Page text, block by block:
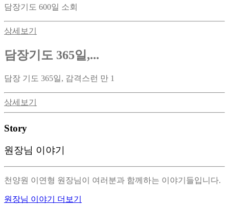
담장기도 600일 소회
상세보기
담장기도 365일,...
담장 기도 365일, 감격스런 만 1
상세보기
Story
원장님 이야기
천양원 이연형 원장님이 여러분과 함께하는 이야기들입니다.
원장님 이야기 더보기